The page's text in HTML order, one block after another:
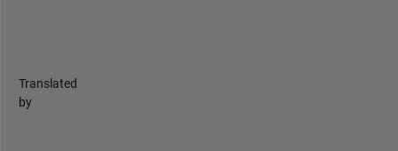
Translated
by